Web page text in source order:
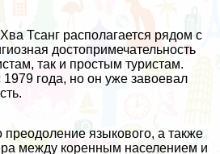
Тсанг располагается рядом с
достопримечательность
так и простым туристам.
года, но он уже завоевал
языкового, а также
между коренным населением и